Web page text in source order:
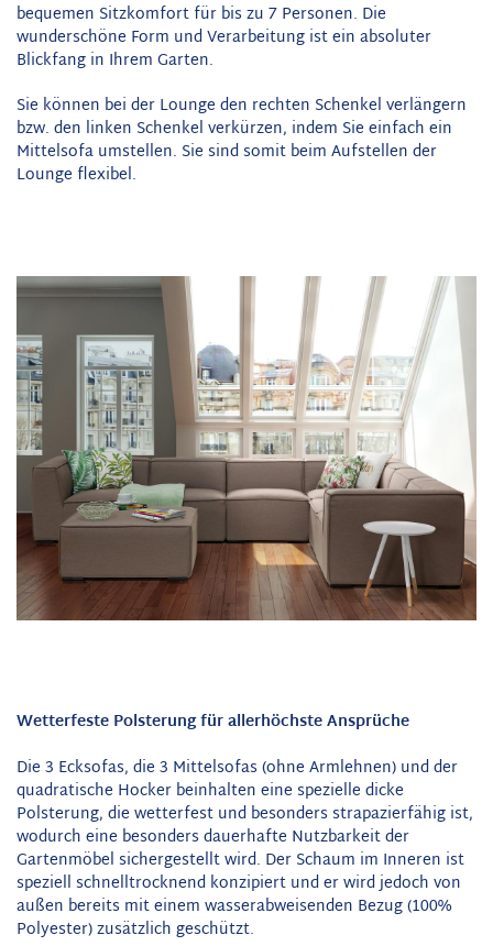
bequemen Sitzkomfort für bis zu 7 Personen. Die
wunderschöne Form und Verarbeitung ist ein absoluter
Blickfang in Ihrem Garten.
Sie können bei der Lounge den rechten Schenkel verlängern
bzw. den linken Schenkel verkürzen, indem Sie einfach ein
Mittelsofa umstellen. Sie sind somit beim Aufstellen der
Lounge flexibel.
Wetterfeste Polsterung für allerhöchste Ansprüche
Die 3 Ecksofas, die 3 Mittelsofas (ohne Armlehnen) und der
quadratische Hocker beinhalten eine spezielle dicke
Polsterung, die wetterfest und besonders strapazierfähig ist,
wodurch eine besonders dauerhafte Nutzbarkeit der
Gartenmöbel sichergestellt wird. Der Schaum im Inneren ist
speziell schnelltrocknend konzipiert und er wird jedoch von
außen bereits mit einem wasserabweisenden Bezug (100%
Polyester) zusätzlich geschützt.